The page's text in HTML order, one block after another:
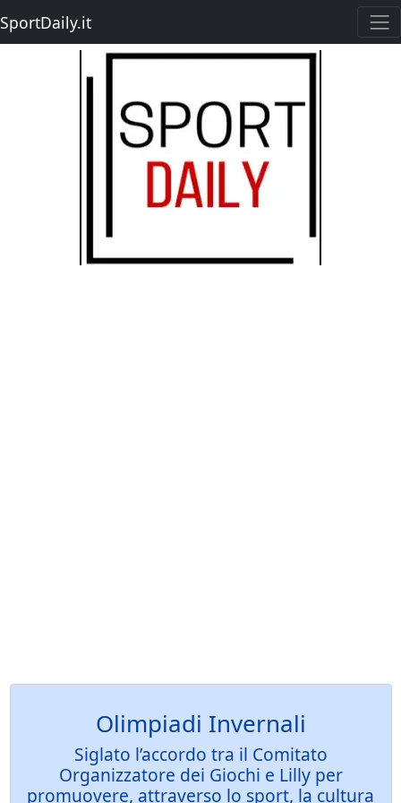
SportDaily.it
Olimpiadi Invernali
Siglato l’accordo tra il Comitato
Organizzatore dei Giochi e Lilly per
promuovere, attraverso lo sport, la cultura